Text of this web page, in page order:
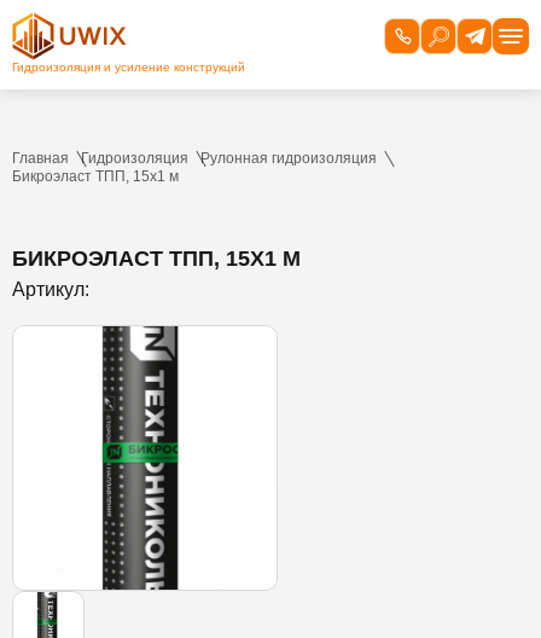
Главная Гидроизоляция
Рулонная гидроизоляция
Бикроэласт ТПП, 15х1 м
БИКРОЭЛАСТ ТПП, 15Х1 М
Артикул: